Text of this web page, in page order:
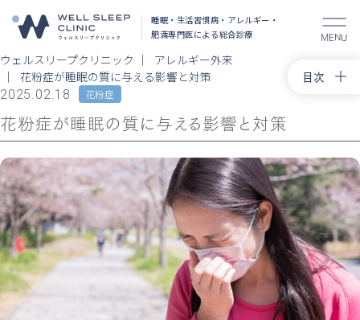
睡眠・生活習慣病・アレルギー・
肥満専門医による総合診療 MENU
目次
アレルギ
コラム
ウェルスリープクリニック
アレルギー外来
花粉症が睡眠の質に与える影響と対策
2025.02.18 花粉症
花粉症が睡眠の質に与える影響と対策